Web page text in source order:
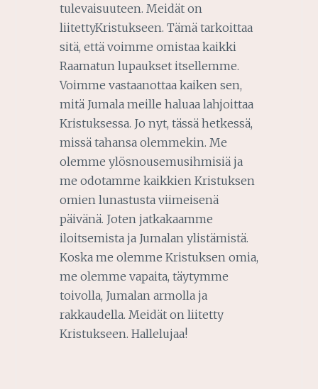
tulevaisuuteen. Meidät on
liitettyKristukseen. Tämä tarkoittaa
sitä, että voimme omistaa kaikki
Raamatun lupaukset itsellemme.
Voimme vastaanottaa kaiken sen,
mitä Jumala meille haluaa lahjoittaa
Kristuksessa. Jo nyt, tässä hetkessä,
missä tahansa olemmekin. Me
olemme ylösnousemusihmisiä ja
me odotamme kaikkien Kristuksen
omien lunastusta viimeisenä
päivänä. Joten jatkakaamme
iloitsemista ja Jumalan ylistämistä.
Koska me olemme Kristuksen omia,
me olemme vapaita, täytymme
toivolla, Jumalan armolla ja
rakkaudella. Meidät on liitetty
Kristukseen. Hallelujaa!